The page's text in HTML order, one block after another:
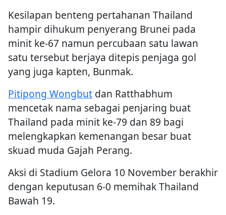
Kesilapan benteng pertahanan Thailand
hampir dihukum penyerang Brunei pada
minit ke-67 namun percubaan satu lawan
satu tersebut berjaya ditepis penjaga gol
yang juga kapten, Bunmak.
Pitipong Wongbut dan Ratthabhum
mencetak nama sebagai penjaring buat
Thailand pada minit ke-79 dan 89 bagi
melengkapkan kemenangan besar buat
skuad muda Gajah Perang.
Aksi di Stadium Gelora 10 November berakhir
dengan keputusan 6-0 memihak Thailand
Bawah 19.